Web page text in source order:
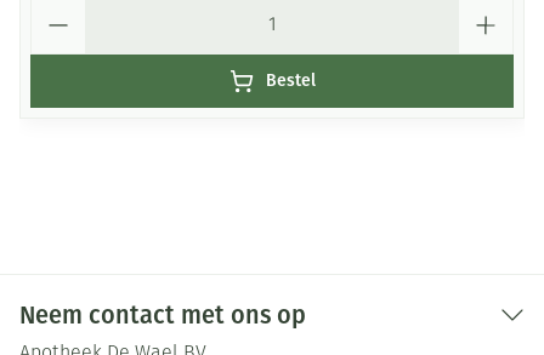
Bestel
Neem contact met ons op